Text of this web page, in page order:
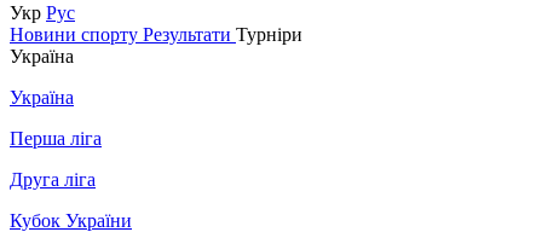
Укр Рус
Новини спорту Результати Турніри
Україна
Україна
Перша ліга
Друга ліга
Кубок України